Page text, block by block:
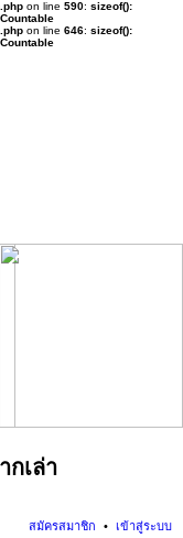
on line 590: sizeof():
on line 646: sizeof():
กเล่า
เข้าสู่ระบบ
สมัครสมาชิก